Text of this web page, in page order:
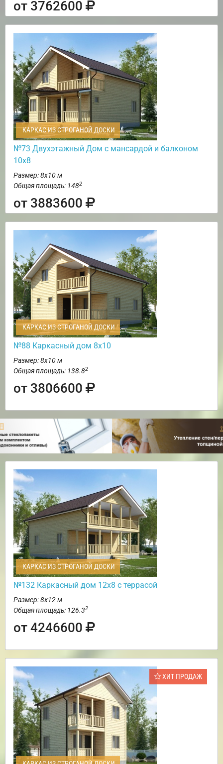
от 3762600
КАРКАС ИЗ СТРОГАНОЙ ДОСКИ
№73 Двухэтажный Дом с мансардой и балконом
10х8
Размер: 8х10 м
Общая площадь: 1482
от 3883600
КАРКАС ИЗ СТРОГАНОЙ ДОСКИ
№88 Каркасный дом 8х10
Размер: 8х10 м
Общая площадь: 138.82
от 3806600
КАРКАС ИЗ СТРОГАНОЙ ДОСКИ
№132 Каркасный дом 12х8 с террасой
Размер: 8х12 м
Общая площадь: 126.32
от 4246600
ХИТ ПРОДАЖ